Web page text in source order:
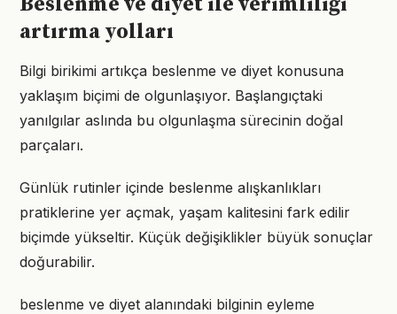
artırma yolları
Bilgi birikimi artıkça beslenme ve diyet konusuna
yaklaşım biçimi de olgunlaşıyor. Başlangıçtaki
yanılgılar aslında bu olgunlaşma sürecinin doğal
parçaları.
Günlük rutinler içinde beslenme alışkanlıkları
pratiklerine yer açmak, yaşam kalitesini fark edilir
biçimde yükseltir. Küçük değişiklikler büyük sonuçlar
doğurabilir.
beslenme ve diyet alanındaki bilginin eyleme